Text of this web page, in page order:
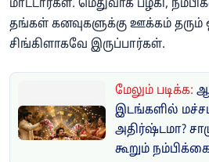
மாட்டார்கள். மெதுவாக பழகி,
தங்கள் கனவுகளுக்கு ஊக்கம் தரும்
சிங்கிளாகவே இருப்பார்கள்.
மேலும் படிக்க:
இடங்களில்
அதிர்ஷ்டமா?
கூறும்